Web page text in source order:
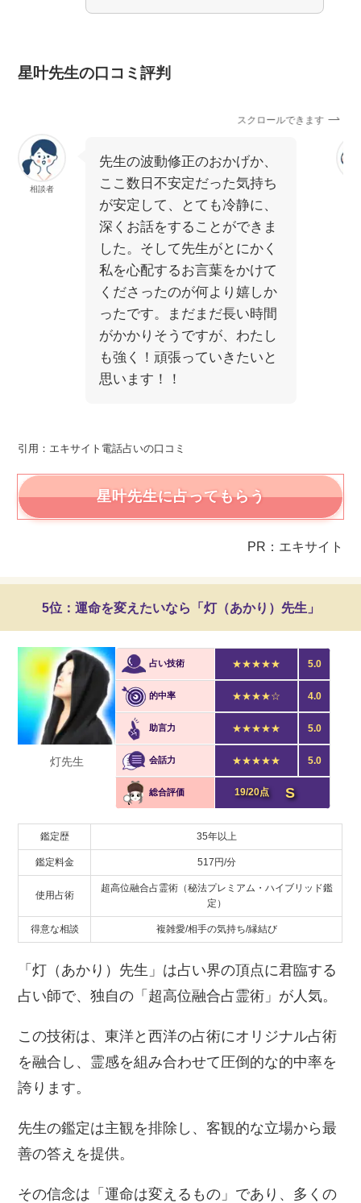
星叶先生の口コミ評判
スクロールできます
相談者
先生の波動修正のおかげか、
ここ数日不安定だった気持ち
が安定して、とても冷静に、
深くお話をすることができま
した。そして先生がとにかく
私を心配するお言葉をかけて
くださったのが何より嬉しか
ったです。まだまだ長い時間
がかかりそうですが、わたし
も強く！頑張っていきたいと
思います！！
引用：エキサイト電話占いの口コミ
星叶先生に占ってもらう
PR：エキサイト
5位：運命を変えたいなら「灯（あかり）先生」
灯先生
占い技術 ★★★★★ 5.0
的中率 ★★★★☆ 4.0
助言力 ★★★★★ 5.0
会話力 ★★★★★ 5.0
総合評価 19/20点 S
鑑定歴 35年以上
鑑定料金 517円/分
使用占術
超高位融合占霊術（秘法プレミアム・ハイブリッド鑑
定）
得意な相談 複雑愛/相手の気持ち/縁結び
「灯（あかり）先生」は占い界の頂点に君臨する
占い師で、独自の「超高位融合占霊術」が人気。
この技術は、東洋と西洋の占術にオリジナル占術
を融合し、霊感を組み合わせて圧倒的な的中率を
誇ります。
先生の鑑定は主観を排除し、客観的な立場から最
善の答えを提供。
その信念は「運命は変えるもの」であり、多くの